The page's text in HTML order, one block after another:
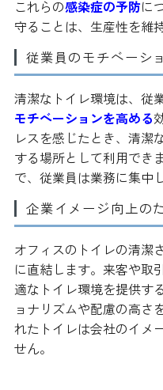
これらの感染症の予防に
守ることは、生産性を維
従業員のモチベーシ
清潔なトイレ環境は、従
モチベーションを高める
レスを感じたとき、清潔
する場所として利用でき
で、従業員は業務に集中
企業イメージ向上の
オフィスのトイレの清潔さ
に直結します。来客や取
適なトイレ環境を提供す
ョナリズムや配慮の高さ
れたトイレは会社のイメ
せん。